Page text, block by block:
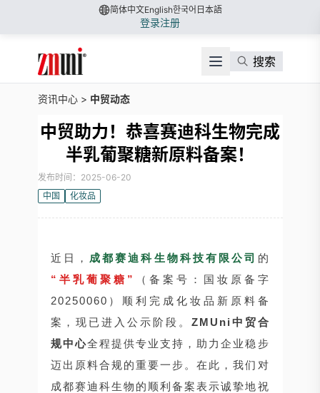
简体中文English한국어 日本語
登录注册
搜索
资讯中心 > 中贸动态
中贸助力！恭喜赛迪科生物完成
半乳葡聚糖新原料备案！
发布时间：2025-06-20
中国
化妆品
近日， 成都赛迪科生物科技有限公司 的
“半乳葡聚糖”
（备案号：国妆原备字
20250060）顺利完成化妆品新原料备
案，现已进入公示阶段。 ZMUni中贸合
规中心全程提供专业支持，助力企业稳步
迈出原料合规的重要一步。在此，我们对
成都赛迪科生物的顺利备案表示诚挚地祝